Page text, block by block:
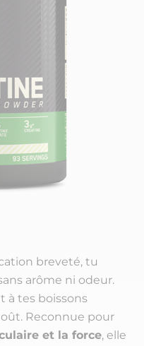
breveté, tu
arôme ni odeur.
à tes boissons
Reconnue pour
et la force, elle